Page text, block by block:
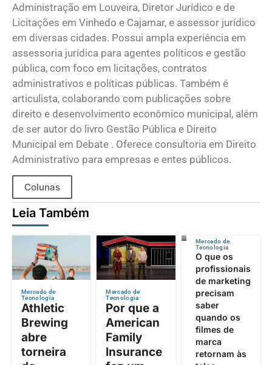
Administração em Louveira, Diretor Jurídico e de
Licitações em Vinhedo e Cajamar, e assessor jurídico
em diversas cidades. Possui ampla experiência em
assessoria jurídica para agentes políticos e gestão
pública, com foco em licitações, contratos
administrativos e políticas públicas. Também é
articulista, colaborando com publicações sobre
direito e desenvolvimento econômico municipal, além
de ser autor do livro Gestão Pública e Direito
Municipal em Debate . Oferece consultoria em Direito
Administrativo para empresas e entes públicos.
Colunas
Leia Também
Mercado de
Tecnologia
Athletic
Brewing
abre
torneira
Mercado de
Tecnologia
Por que a
American
Family
Insurance
Mercado de
Tecnologia
O que os
profissionais
de marketing
precisam
saber
quando os
filmes de
marca
retornam às